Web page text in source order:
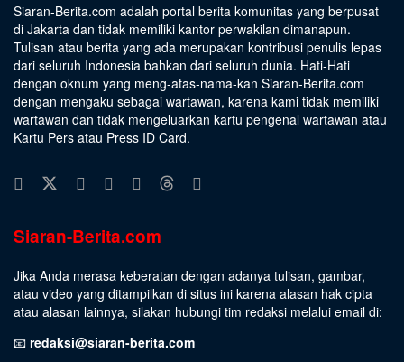
Siaran-Berita.com adalah portal berita komunitas yang berpusat
di Jakarta dan tidak memiliki kantor perwakilan dimanapun.
Tulisan atau berita yang ada merupakan kontribusi penulis lepas
dari seluruh Indonesia bahkan dari seluruh dunia. Hati-Hati
dengan oknum yang meng-atas-nama-kan Siaran-Berita.com
dengan mengaku sebagai wartawan, karena kami tidak memiliki
wartawan dan tidak mengeluarkan kartu pengenal wartawan atau
Kartu Pers atau Press ID Card.
Siaran-Berita.com
Jika Anda merasa keberatan dengan adanya tulisan, gambar,
atau video yang ditampilkan di situs ini karena alasan hak cipta
atau alasan lainnya, silakan hubungi tim redaksi melalui email di:
📧 redaksi@siaran-berita.com